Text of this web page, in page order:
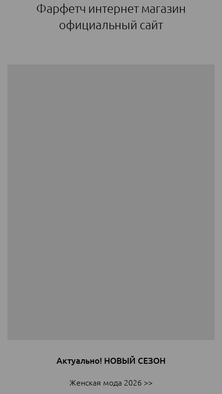
Фарфетч интернет магазин
официальный сайт
Актуально! НОВЫЙ СЕЗОН
Женская мода 2026 >>